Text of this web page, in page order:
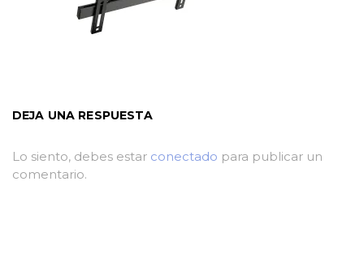
DEJA UNA RESPUESTA
Lo siento, debes estar conectado para publicar un
comentario.